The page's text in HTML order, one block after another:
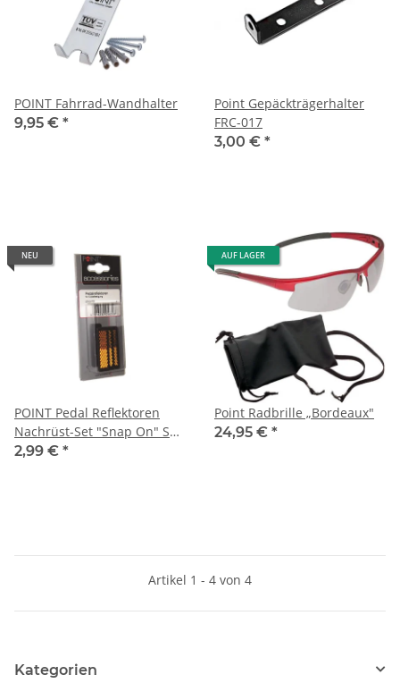
POINT Fahrrad-Wandhalter
9,95 € *
Point Gepäckträgerhalter
FRC-017
3,00 € *
NEU
POINT Pedal Reflektoren
Nachrüst-Set "Snap On" SB-
Verpackung
2,99 € *
AUF LAGER
Point Radbrille „Bordeaux"
24,95 € *
Artikel 1 - 4 von 4
Kategorien